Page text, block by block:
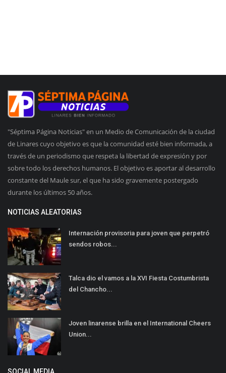
"Séptima Página Noticias" en un Medio de Comunicación de la ciudad
de Linares cuyo objetivo es que la comunidad esté bien informada, a
través de un periodismo que respeta la libertad de expresión y por
sobre todo los derechos humanos. El objetivo es aportar al desarrollo
constante del Maule sur, el que ha sido gravemente postergado
durante los últimos 50 años.
NOTICIAS ALEATORIAS
Internación provisoria para joven que perpetró
sendos robos...
Talca dio el vamos a la XVI Fiesta Costumbrista
del Chancho...
Joven linarense brilla en el International Cheers
Union...
SOCIAL MEDIA